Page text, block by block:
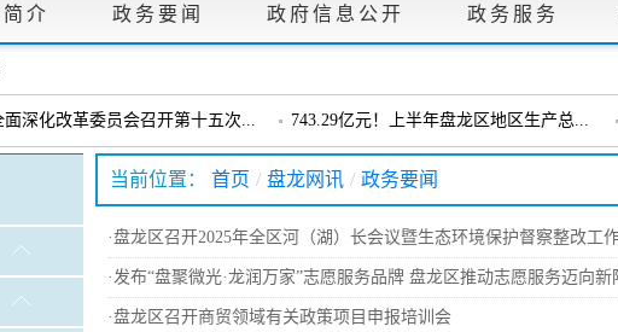
介 政务要闻 政府信息公开 政务服务
政府信息公开制度 | 政策文件 法定主动公开内容 | 政府信息公开年报 政
常见问题问答
”工作 落实“六保”任务 | 公共卫生知识普及
面深化改革委员会召开第十五次... 743.29亿元！上半年盘龙区地区生产总...
调研辖区汽车企业 戴惠明调研龙泉街道
2026年度巡察工作会暨十三届...
调研白沙河社区治理和东白沙河... 戴惠明与成都广安商会一行座谈
当前位置： 首页 / 盘龙网讯 / 政务要闻
·盘龙区召开2025年全区河（湖）长会议暨生态环境保护督察整改工
·发布“盘聚微光·龙润万家”志愿服务品牌 盘龙区推动志愿服务迈向新
·盘龙区召开商贸领域有关政策项目申报培训会